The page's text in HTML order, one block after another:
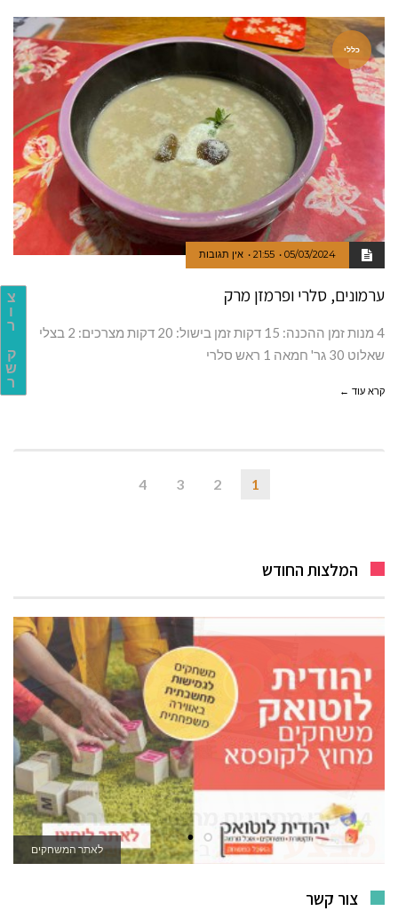
צ
ו
ר
ק
ש
ר
כללי
05/03/2024
21:55 אין תגובות
ערמונים, סלרי ופרמזן מרק
4 מנות זמן ההכנה: 15 דקות זמן בישול: 20 דקות מצרכים: 2 בצלי
שאלוט 30 גר' חמאה 1 ראש סלרי
קרא עוד ←
1
2
3
4
המלצות החודש
לאתר המשחקים
צור קשר